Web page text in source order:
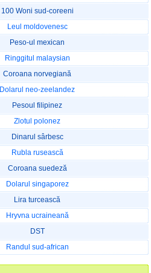
100 Woni sud-coreeni
Leul moldovenesc
Peso-ul mexican
Ringgitul malaysian
Coroana norvegiană
Dolarul neo-zeelandez
Pesoul filipinez
Zlotul polonez
Dinarul sârbesc
Rubla rusească
Coroana suedeză
Dolarul singaporez
Lira turcească
Hryvna ucraineană
DST
Randul sud-african